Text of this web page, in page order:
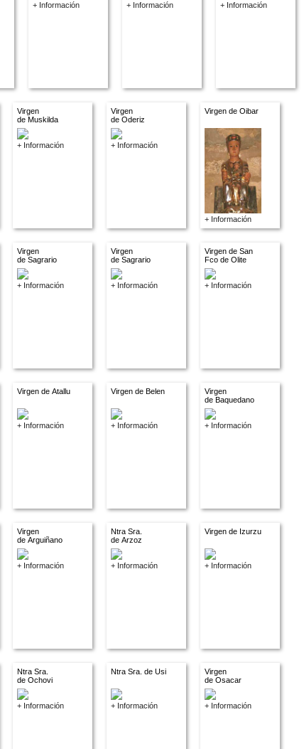
+ Información + Información + Información
Virgen
de Muskilda
+ Información
Virgen
de Oderiz
+ Información
Virgen de Oibar
+ Información
Virgen
de Sagrario
+ Información
Virgen
de Sagrario
+ Información
Virgen de San
Fco de Olite
+ Información
Virgen de Atallu
+ Información
Virgen de Belen
+ Información
Virgen
de Baquedano
+ Información
Virgen
de Arguiñano
+ Información
Ntra Sra.
de Arzoz
+ Información
Virgen de Izurzu
+ Información
Ntra Sra.
de Ochovi
+ Información
Ntra Sra. de Usi
+ Información
Virgen
de Osacar
+ Información